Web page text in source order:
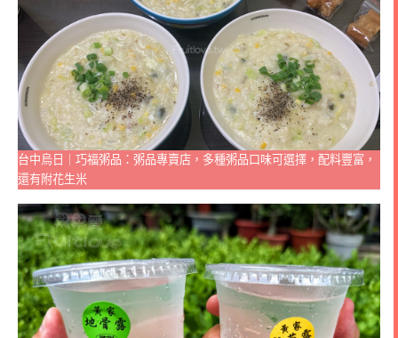
台中烏日｜巧福粥品：粥品專賣店，多種粥品口味可選擇，配料豐富，
還有附花生米